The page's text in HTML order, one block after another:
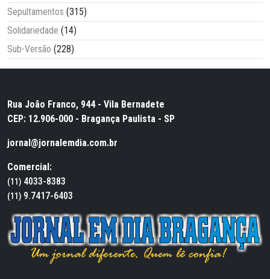
Sepultamentos (315)
Solidariedade (14)
Sub-Versão (228)
Rua João Franco, 944 - Vila Bernadete
CEP: 12.906-000 - Bragança Paulista - SP
jornal@jornalemdia.com.br
Comercial:
(11) 4033-8383
(11) 9.7417-6403